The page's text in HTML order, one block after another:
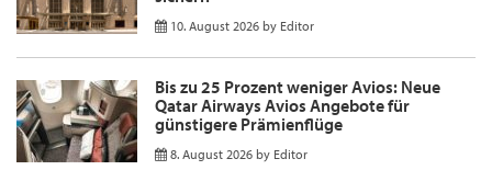
10. August 2026 by Editor
Bis zu 25 Prozent weniger Avios: Neue
Qatar Airways Avios Angebote für
günstigere Prämienflüge
8. August 2026 by Editor